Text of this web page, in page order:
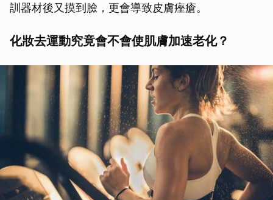
訓器材後又摸到臉，更會導致皮膚痤瘡。
化妝去運動究竟會不會使肌膚加速老化？